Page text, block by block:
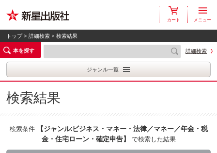
カート メニュー
トップ>詳細検索 > 検索結果
本を探す
詳細検索
ジャンル一覧
検索結果
検索条件【ジャンル:ビジネス・マネー・法律／マネー／年金・税
金・住宅ローン・確定申告】 で検索した結果